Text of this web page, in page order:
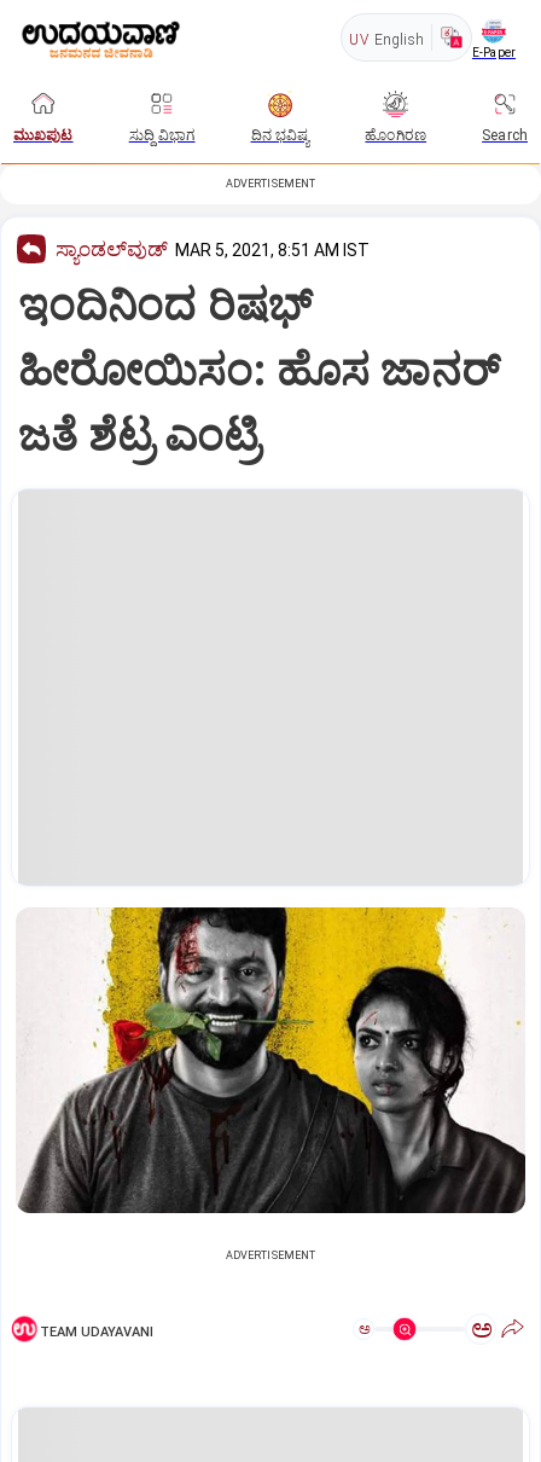
UV English
E-Paper
ಮುಖಪುಟ ಸುದ್ದಿ ವಿಭಾಗ ದಿನ ಭವಿಷ್ಯ ಹೊಂಗಿರಣ Search
ADVERTISEMENT
ಸ್ಯಾಂಡಲ್‌ವುಡ್‌ MAR 5, 2021, 8:51 AM IST
ಇಂದಿನಿಂದ ರಿಷಭ್‌
ಹೀರೋಯಿಸಂ: ಹೊಸ ಜಾನರ್‌
ಜತೆ ಶೆಟ್ರ ಎಂಟ್ರಿ
ADVERTISEMENT
TEAM UDAYAVANI ಅ ಅ